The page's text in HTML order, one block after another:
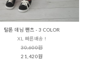
탈론 데님 팬츠 - 3 COLOR
XL 빠른배송 !
30,600원
21,420원